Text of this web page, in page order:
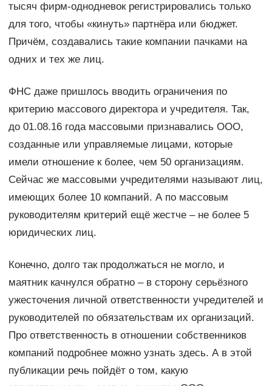
тысяч фирм-однодневок регистрировались только
для того, чтобы «кинуть» партнёра или бюджет.
Причём, создавались такие компании пачками на
одних и тех же лиц.
ФНС даже пришлось вводить ограничения по
критерию массового директора и учредителя. Так,
до 01.08.16 года массовыми признавались ООО,
созданные или управляемые лицами, которые
имели отношение к более, чем 50 организациям.
Сейчас же массовыми учредителями называют лиц,
имеющих более 10 компаний. А по массовым
руководителям критерий ещё жестче – не более 5
юридических лиц.
Конечно, долго так продолжаться не могло, и
маятник качнулся обратно – в сторону серьёзного
ужесточения личной ответственности учредителей и
руководителей по обязательствам их организаций.
Про ответственность в отношении собственников
компаний подробнее можно узнать здесь. А в этой
публикации речь пойдёт о том, какую